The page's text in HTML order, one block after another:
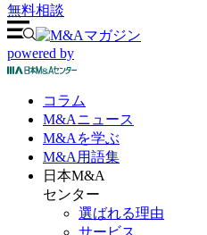
無料相談
powered by
コラム
M&Aニュース
M&Aを学ぶ
M&A 用語集
日本M&A
センター
選ばれる理由
サービス